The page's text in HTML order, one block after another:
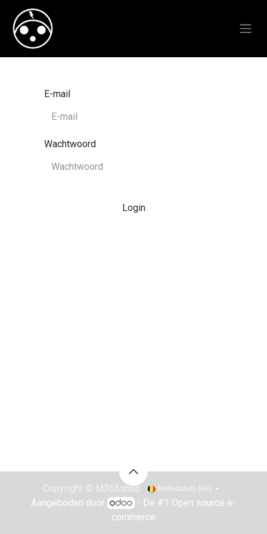
E-mail
Wachtwoord
Login
Copyright © M365shop Nederlands (BE)
Aangeboden door - De #1 Open source e-
commerce